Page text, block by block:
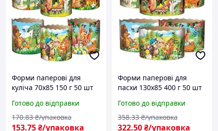
Форми паперові для
куліча 70х85 150 г 50 шт
великодні для
Великодньої випічки
пасхи та пасок
Готово до відправки
153.75₴/упаковка
170.83 ₴/упаковка
Форми паперові для
пасхи 130х85 400 г 50 шт
великодньої випічки
куліча та пасок
Готово до відправки
322.50₴/упаковка
358.33 ₴/упаковка